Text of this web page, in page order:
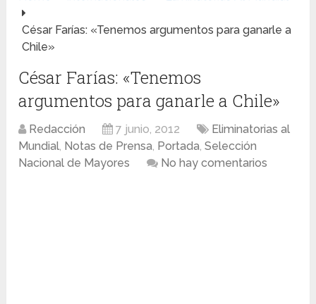
César Farías: «Tenemos argumentos para ganarle a
Chile»
César Farías: «Tenemos
argumentos para ganarle a Chile»
Redacción 7 junio, 2012
Eliminatorias al
Mundial, Notas de Prensa, Portada,Selección
Nacional de Mayores
No hay comentarios